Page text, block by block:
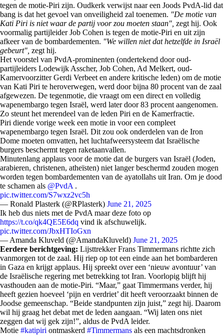
tegen de motie-Piri zijn. Oudkerk verwijst naar een Joods PvdA-lid dat
bang is dat het gevoel van onveiligheid zal toenemen. "De motie van
Kati Piri is niet waar de partij voor zou moeten staan", zegt hij. Ook
voormalig partijleider Job Cohen is tegen de motie-Piri en uit zijn
afkeer van de bombardementen. "We willen niet dat hetzelfde in Israël
gebeurt", zegt hij.
Het voorstel van PvdA-prominenten (ondertekend door oud-
partijleiders Lodewijk Asscher, Job Cohen, Ad Melkert, oud-
Kamervoorzitter Gerdi Verbeet en andere kritische leden) om de motie
van Kati Piri te heroverwegen, werd door bijna 80 procent van de zaal
afgewezen. De tegenmotie, die vraagt om een direct en volledig
wapenembargo tegen Israël, werd later door 83 procent aangenomen.
Zo steunt het merendeel van de leden Piri en de Kamerfractie.
Piri diende vorige week een motie in voor een compleet
wapenembargo tegen Israël. Dit zou ook onderdelen van de Iron
Dome moeten omvatten, het luchtafweersysteem dat Israëlische
burgers beschermt tegen raketaanvallen.
Minutenlang applaus voor de motie dat de burgers van Israël (Joden,
arabieren, christenen, atheïsten) niet langer beschermd zouden mogen
worden tegen bombardementen van de ayatollahs uit Iran. Om je dood
te schamen als @PvdA .
pic.twitter.com/S7wxz2vc5h
— Ronald Plasterk (@RPlasterk) June 21, 2025
Ik heb dus niets met de PvdA maar deze foto op
https://t.co/qk4QE5E6dq vind ik afschuwelijk.
pic.twitter.com/JbxHTIoGxn
— Amanda Kluveld (@AmandaKluveld) June 21, 2025
Eerdere berichtgeving: Lijsttrekker Frans Timmermans richtte zich
vanmorgen tot de zaal. Hij riep op tot een einde aan het bombarderen
in Gaza en krijgt applaus. Hij spreekt over een ‘nieuw avontuur’ van
de Israëlische regering met betrekking tot Iran. Voorlopig blijft hij
vasthouden aan de motie-Piri. “Maar,” gaat Timmermans verder, hij
heeft gezien hoeveel ‘pijn en verdriet’ dit heeft veroorzaakt binnen de
Joodse gemeenschap. “Beide standpunten zijn juist,” zegt hij. Daarom
wil hij graag het debat met de leden aangaan. “Wij laten ons niet
zeggen dat wij gek zijn!”, aldus de PvdA leider.
Motie #katipiri ontmaskerd #Timmermans als een machtsdronken